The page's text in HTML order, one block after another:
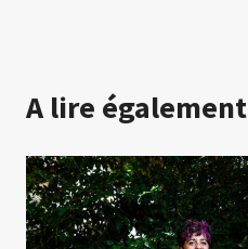
A lire également